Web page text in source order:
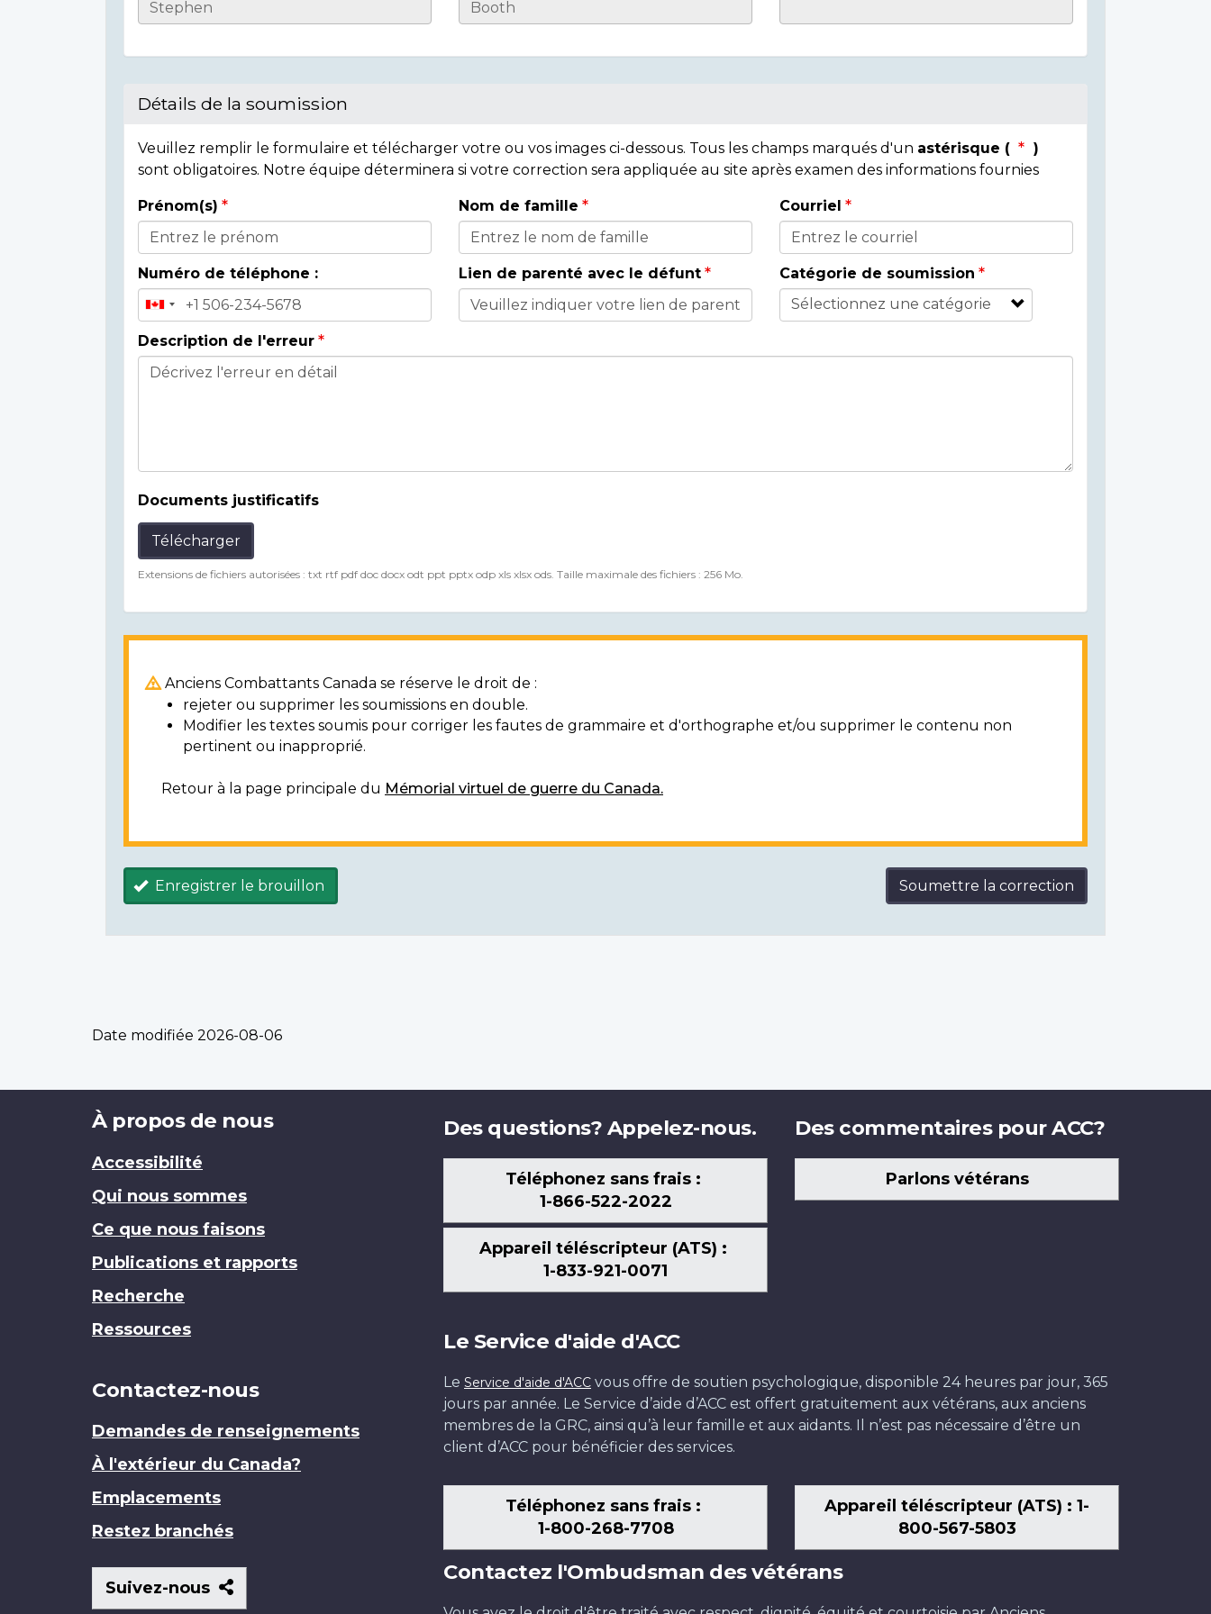
Casualty
Détails de la soumission
Veuillez remplir le formulaire et télécharger votre ou vos images ci-dessous. Tous les champs marqués d'un astérisque (
)
sont obligatoires. Notre équipe déterminera si votre correction sera appliquée au site après examen des informations fournies
Donor
Details
Prénom(s) Nom de famille Courriel
Numéro de téléphone : Lien de parenté avec le défunt Catégorie de soumission
Description de l'erreur
Documents justificatifs
Télécharger
Extensions de fichiers autorisées : txt rtf pdf doc docx odt ppt pptx odp xls xlsx ods. Taille maximale des fichiers : 256 Mo.
Anciens Combattants Canada se réserve le droit de :
rejeter ou supprimer les soumissions en double.
Modifier les textes soumis pour corriger les fautes de grammaire et d'orthographe et/ou supprimer le contenu non
pertinent ou inapproprié.
Retour à la page principale du Mémorial virtuel de guerre du Canada.
Enregistrer le brouillon Soumettre la correction
Date modifiée 2026-08-06
Brand
À propos de nous
Accessibilité
Qui nous sommes
Ce que nous faisons
Publications et rapports
Recherche
Ressources
Contactez-nous
Demandes de renseignements
À l'extérieur du Canada?
Emplacements
Restez branchés
Suivez-nous
Suivez-
nous
Des questions? Appelez-nous.
Téléphonez sans frais :
1-866-522-2022
Appareil téléscripteur (ATS) :
1-833-921-0071
Des commentaires pour ACC?
Parlons vétérans
Le Service d'aide d'ACC
Le Service d'aide d'ACC vous offre de soutien psychologique, disponible 24 heures par jour, 365
jours par année. Le Service d’aide d’ACC est offert gratuitement aux vétérans, aux anciens
membres de la GRC, ainsi qu’à leur famille et aux aidants. Il n’est pas nécessaire d’être un
client d’ACC pour bénéficier des services.
Téléphonez sans frais :
1-800-268-7708
Appareil téléscripteur (ATS) : 1-
800-567-5803
Contactez l'Ombudsman des vétérans